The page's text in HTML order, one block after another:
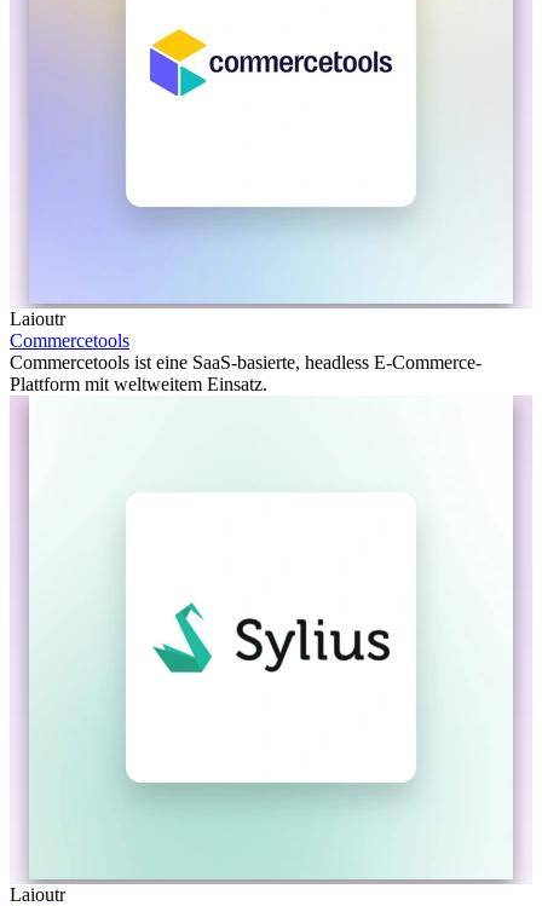
Laioutr
Commercetools
Commercetools ist eine SaaS-basierte, headless E-Commerce-
Plattform mit weltweitem Einsatz.
Laioutr